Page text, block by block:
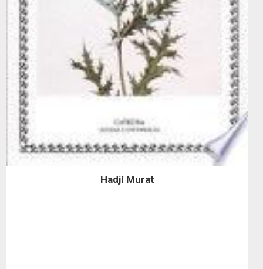
Hadjí Murat